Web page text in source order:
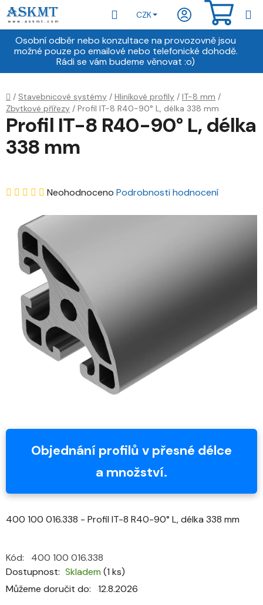
Přejít
na
obsah
Osobní odběr nebo konzultace na provozovně jsou
možné pouze po emailové nebo telefonické dohodě.
Rádi se vám budeme věnovat :o)
Hledat
CZK
Domů
/ Stavebnicové systémy / Hliníkové profily / IT-8 mm /
Zbytkové přířezy / Profil IT-8 R40-90° L, délka 338 mm
Objednání profilů v přesné délce
a množství.
400 100 016.338 - Profil IT-8 R40-90° L, délka 338 mm
Dostupnost Skladem (1 ks)
Můžeme doručit do:
12.8.2026
Kód: 400 100 016.338
Profil IT-8 R40-90° L, délka
338 mm
Průměrné
0,0
z
5
hvězdiček.
Neohodnoceno Podrobnosti hodnocení